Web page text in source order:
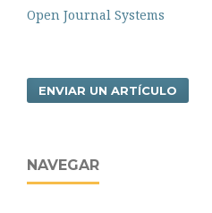
Open Journal Systems
ENVIAR UN ARTÍCULO
NAVEGAR